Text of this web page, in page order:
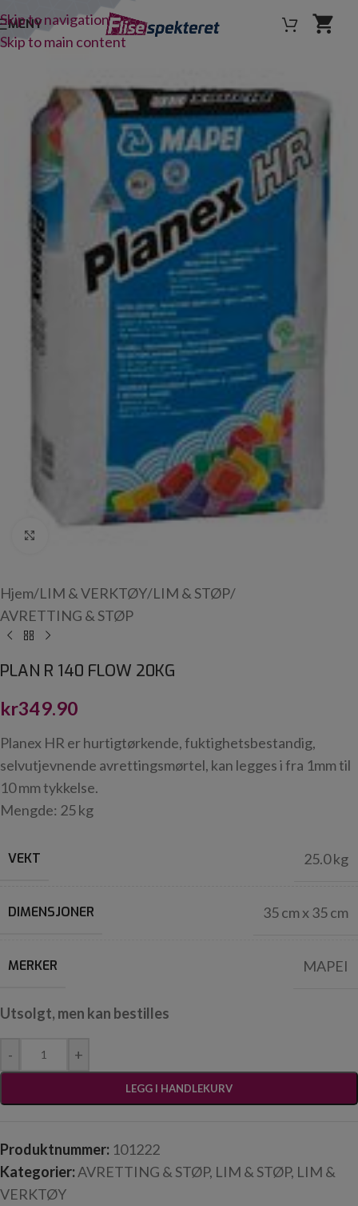
Skip to navigation
Skip to main content
MENY
Hjem/LIM & VERKTØY/LIM & STØP/
AVRETTING & STØP
PLAN R 140 FLOW 20KG
kr349.90
Planex HR er hurtigtørkende, fuktighetsbestandig,
selvutjevnende avrettingsmørtel, kan legges i fra 1mm til
10 mm tykkelse.
Mengde: 25 kg
VEKT 25.0 kg
DIMENSJONER 35 cm x 35 cm
MERKER MAPEI
Utsolgt, men kan bestilles
- +
LEGG I HANDLEKURV
Produktnummer: 101222
Kategorier:AVRETTING & STØP, LIM & STØP, LIM &
VERKTØY